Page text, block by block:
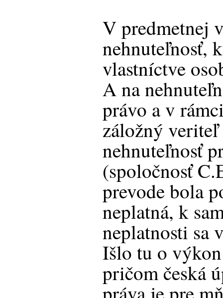
V predmetnej
nehnuteľnosť,
vlastníctve
A na
právo a v
záložný
nehnuteľnosť
(spoločnosť
prevode bola
neplatná, k
neplatnosti sa
Išlo tu o
pričom česká